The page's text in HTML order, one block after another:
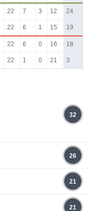
22 7 3 12 24
22 6 1 15 19
22 6 0 16 18
22 1 0 21 3
32
26
21
21